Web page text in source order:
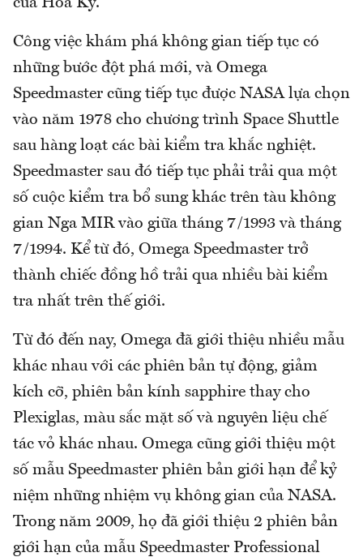
của Hoa Kỳ."
Công việc khám phá không gian tiếp tục có
những bước đột phá mới, và Omega
Speedmaster cũng tiếp tục được NASA lựa chọn
vào năm 1978 cho chương trình Space Shuttle
sau hàng loạt các bài kiểm tra khắc nghiệt.
Speedmaster sau đó tiếp tục phải trải qua một
số cuộc kiểm tra bổ sung khác trên tàu không
gian Nga MIR vào giữa tháng 7/1993 và tháng
7/1994. Kể từ đó, Omega Speedmaster trở
thành chiếc đồng hồ trải qua nhiều bài kiểm
tra nhất trên thế giới.
Từ đó đến nay, Omega đã giới thiệu nhiều mẫu
khác nhau với các phiên bản tự động, giảm
kích cỡ, phiên bản kính sapphire thay cho
Plexiglas, màu sắc mặt số và nguyên liệu chế
tác vỏ khác nhau. Omega cũng giới thiệu một
số mẫu Speedmaster phiên bản giới hạn để kỷ
niệm những nhiệm vụ không gian của NASA.
Trong năm 2009, họ đã giới thiệu 2 phiên bản
giới hạn của mẫu Speedmaster Professional